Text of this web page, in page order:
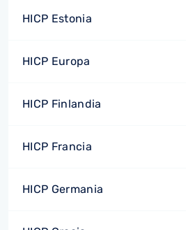
HICP Estonia
HICP Europa
HICP Finlandia
HICP Francia
HICP Germania